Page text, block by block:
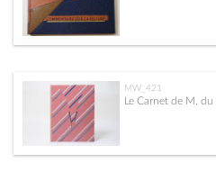
MW_421
Le Carnet de M. du